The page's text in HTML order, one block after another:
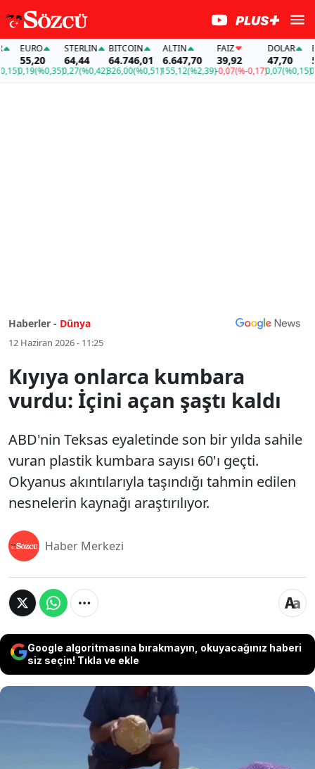
EURO
55,20
0,19(%0,35)
STERLIN
64,44
0,27(%0,42)
BITCOIN
64.746,01
326,00(%0,51)
ALTIN
6.647,70
155,12(%2,39)
FAİZ
39,92
-0,07(%-0,17)
DOLAR
47,70
0,07(%0,15)
Haberler - Dünya
12 Haziran 2026 - 11:25
Kıyıya onlarca kumbara
vurdu: İçini açan şaştı kaldı
ABD'nin Teksas eyaletinde son bir yılda sahile
vuran plastik kumbara sayısı 60'ı geçti.
Okyanus akıntılarıyla taşındığı tahmin edilen
nesnelerin kaynağı araştırılıyor.
Haber Merkezi
Google algoritmasına bırakmayın, okuyacağınız haberi
siz seçin! Tıkla ve ekle
ABD'nin Teksas eyaletinde son bir yılda
sahile vuran plastik kumbara sayısı 60'ı